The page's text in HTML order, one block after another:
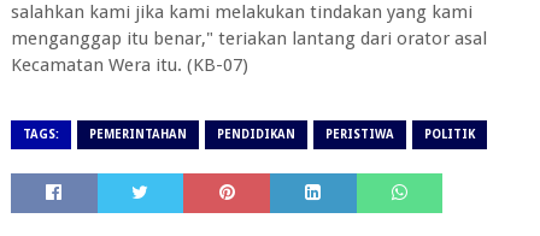
salahkan kami jika kami melakukan tindakan yang kami
menganggap itu benar," teriakan lantang dari orator asal
Kecamatan Wera itu. (KB-07)
TAGS: PEMERINTAHAN PENDIDIKAN PERISTIWA POLITIK